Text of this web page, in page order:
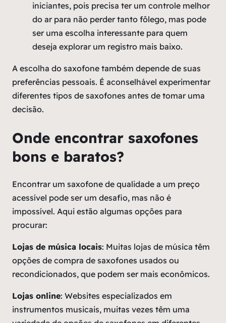
iniciantes, pois precisa ter um controle melhor
do ar para não perder tanto fôlego, mas pode
ser uma escolha interessante para quem
deseja explorar um registro mais baixo.
A escolha do saxofone também depende de suas
preferências pessoais. É aconselhável experimentar
diferentes tipos de saxofones antes de tomar uma
decisão.
Onde encontrar saxofones
bons e baratos?
Encontrar um saxofone de qualidade a um preço
acessível pode ser um desafio, mas não é
impossível. Aqui estão algumas opções para
procurar:
Lojas de música locais: Muitas lojas de música têm
opções de compra de saxofones usados ou
recondicionados, que podem ser mais econômicos.
Lojas online: Websites especializados em
instrumentos musicais, muitas vezes têm uma